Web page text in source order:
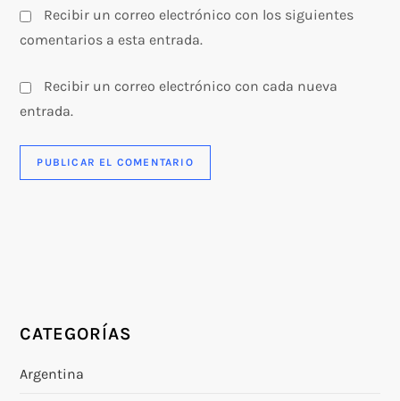
Recibir un correo electrónico con los siguientes
comentarios a esta entrada.
Recibir un correo electrónico con cada nueva
entrada.
CATEGORÍAS
Argentina